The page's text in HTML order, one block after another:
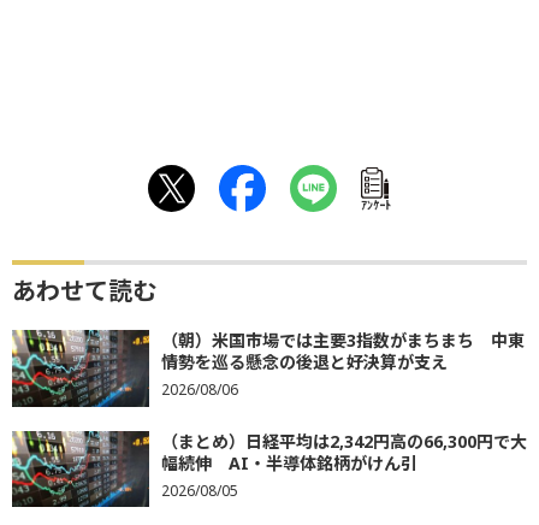
ｱﾝｹｰﾄ
あわせて読む
（朝）米国市場では主要3指数がまちまち 中東
情勢を巡る懸念の後退と好決算が支え
2026/08/06
（まとめ）日経平均は2,342円高の66,300円で大
幅続伸 AI・半導体銘柄がけん引
2026/08/05